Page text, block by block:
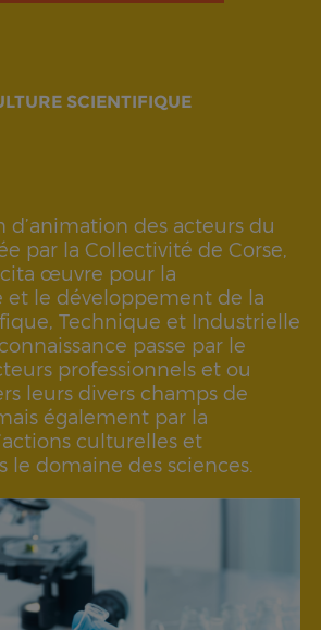
SCIENTIFIQUE
d’animation des acteurs du
par la Collectivité de Corse,
œuvre pour la
et le développement de la
Technique et Industrielle
passe par le
professionnels et ou
leurs divers champs de
également par la
culturelles et
le domaine des sciences.